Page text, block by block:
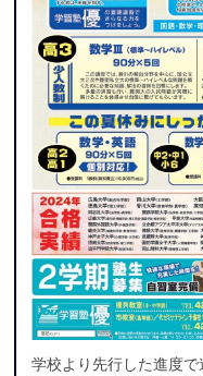
学校より先行した進度